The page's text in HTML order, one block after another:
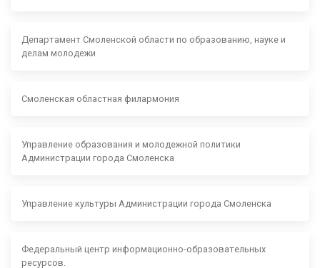
Департамент Смоленской области по образованию, науке и
делам молодежи
Смоленская областная филармония
Управление образования и молодежной политики
Администрации города Смоленска
Управление культуры Администрации города Смоленска
Федеральный центр информационно-образовательных
ресурсов.